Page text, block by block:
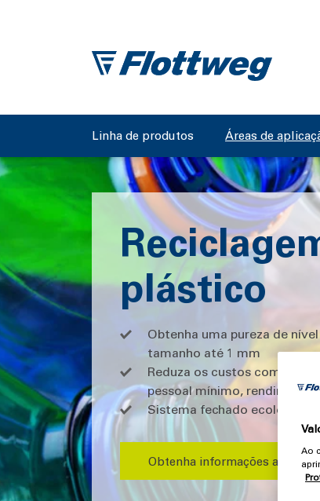
Linha de produtos Áreas de
plástico
Obtenha uma pureza de
tamanho até 1 mm
Reduza os custos com uma
pessoal mínimo, rendimento
Sistema fechado ecológico
Obtenha informações agora
Ao